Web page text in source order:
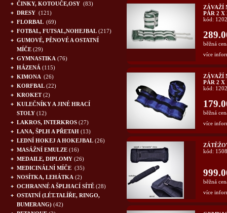
ČINKY, KOTOUČE,OSY (83)
DRESY (121)
FLORBAL (69)
FOTBAL, FUTSAL,NOHEJBAL (217)
GUMOVÉ, PĚNOVÉ A OSTATNÍ
MÍČE (29)
GYMNASTIKA (76)
HÁZENÁ (115)
KIMONA (26)
KORFBAL (22)
KROKET(2)
KULEČNÍKY A JINÉ HRACÍ
STOLY (12)
LAKROS, INTERKROS (27)
LANA, ŠPLH A PŘETAH (13)
LEDNÍ HOKEJ A HOKEJBAL (26)
MASÁŽNÍ EMULZE (16)
MEDAILE, DIPLOMY (26)
MEDICINÁLNÍ MÍČE (35)
NOSÍTKA, LEHÁTKA (2)
OCHRANNÉ A ŠPLHACÍ SÍTĚ (28)
OSTATNÍ (LÉT.TALÍŘE, RINGO,
BUMERANG) (42)
ZÁVAŽÍ
PÁR 2 X
kód:
běžná
více
ZÁVAŽÍ
PÁR 2 X
kód:
běžná
více
kód:
běžná
více